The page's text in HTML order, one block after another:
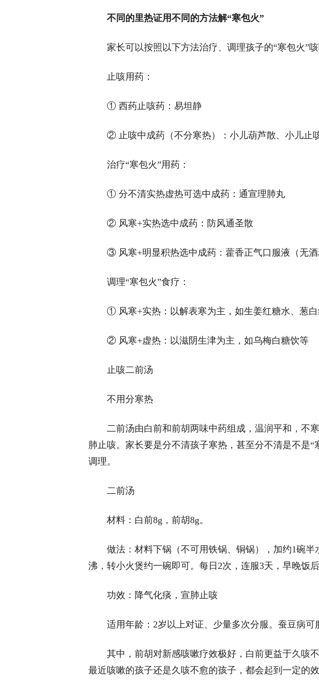
不同的里热证用不同的方法解“寒包火”
家长可以按照以下方法治疗、调理孩子的“寒包火”咳
止咳用药：
① 西药止咳药：易坦静
② 止咳中成药（不分寒热）：小儿葫芦散、小儿止
治疗“寒包火”用药：
① 分不清实热虚热可选中成药：通宣理肺丸
② 风寒+实热选中成药：防风通圣散
③ 风寒+明显积热选中成药：藿香正气口服液（无酒
调理“寒包火”食疗：
① 风寒+实热：以解表寒为主，如生姜红糖水、葱
② 风寒+虚热：以滋阴生津为主，如乌梅白糖饮等
止咳二前汤
不用分寒热
二前汤由白前和前胡两味中药组成，温润平和，不
肺止咳。家长要是分不清孩子寒热，甚至分不清是不是“
调理。
二前汤
材料：白前8g，前胡8g。
做法：材料下锅（不可用铁锅、铜锅），加约1碗
沸，转小火煲约一碗即可。每日2次，连服3天，早晚饭后
功效：降气化痰，宣肺止咳
适用年龄：2岁以上对证、少量多次分服。蚕豆病可
其中，前胡对新感咳嗽疗效极好，白前更益于久咳
最近咳嗽的孩子还是久咳不愈的孩子，都会起到一定的效